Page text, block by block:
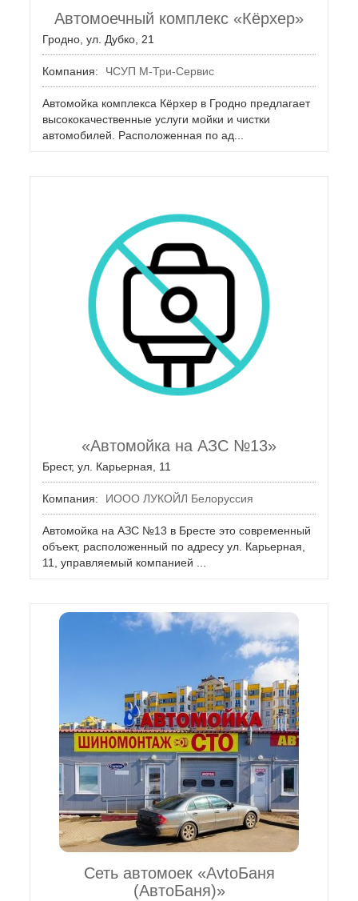
Автомоечный комплекс «Кёрхер»
Гродно, ул. Дубко, 21
Компания: ЧСУП М-Три-Сервис
Автомойка комплекса Кёрхер в Гродно предлагает
высококачественные услуги мойки и чистки
автомобилей. Расположенная по ад...
«Автомойка на АЗС №13»
Брест, ул. Карьерная, 11
Компания: ИООО ЛУКОЙЛ Белоруссия
Автомойка на АЗС №13 в Бресте это современный
объект, расположенный по адресу ул. Карьерная,
11, управляемый компанией ...
Сеть автомоек «AvtoБаня
(АвтоБаня)»